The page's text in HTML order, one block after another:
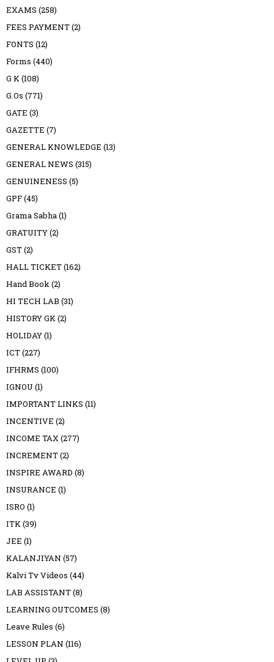
EXAMS (258)
FEES PAYMENT(2)
FONTS (12)
Forms (440)
G K(108)
G.Os (771)
GATE (3)
GAZETTE (7)
GENERAL KNOWLEDGE (13)
GENERAL NEWS (315)
GENUINENESS (5)
GPF(45)
Grama Sabha(1)
GRATUITY(2)
GST(2)
HALL TICKET(162)
Hand Book(2)
HI TECH LAB (31)
HISTORY GK(2)
HOLIDAY(1)
ICT(227)
IFHRMS (100)
IGNOU (1)
IMPORTANT LINKS (11)
INCENTIVE (2)
INCOME TAX(277)
INCREMENT(2)
INSPIRE AWARD (8)
INSURANCE (1)
ISRO (1)
ITK(39)
JEE (1)
KALANJIYAN (57)
Kalvi Tv Videos (44)
LAB ASSISTANT(8)
LEARNING OUTCOMES (8)
Leave Rules (6)
LESSON PLAN (116)